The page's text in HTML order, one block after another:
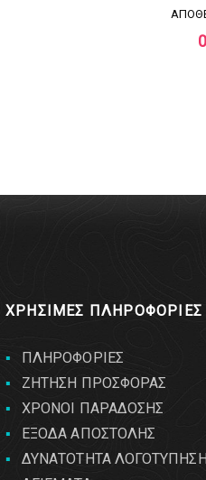
ΧΡΗΣΙΜΕΣ ΠΛΗΡΟΦΟΡΙΕΣ
ΠΛΗΡΟΦΟΡΙΕΣ
ΖΗΤΗΣΗ ΠΡΟΣΦΟΡΑΣ
ΧΡΟΝΟΙ ΠΑΡΑΔΟΣΗΣ
ΕΞΟΔΑ ΑΠΟΣΤΟΛΗΣ
ΔΥΝΑΤΟΤΗΤΑ